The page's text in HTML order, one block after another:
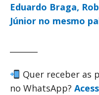
Eduardo Braga,
Júnior no mesmo
Quer receber as
no WhatsApp?